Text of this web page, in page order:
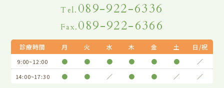
Tel. 089-922-6336
Fax. 089-922-6366
診療時間 月 火 水 木 金 土 日/祝
9:00~12:00 ● ● ● ● ● ● ／
14:00~17:30 ● ● ／ ● ● ／ ／